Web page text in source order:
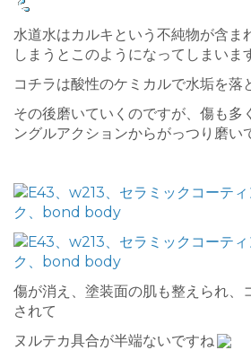
水道水はカルキという不純物が含ま
しまうとこのようになってしまいま
コチラは酸性のケミカルで水垢を落
その後磨いていくのですが、傷も多
ングルアクションからがっつり磨い
傷が消え、塗装面の肌も整えられ、
されて
ヌルテカ具合が半端ないですね